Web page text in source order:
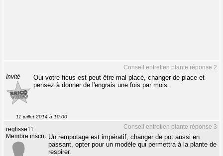
Conseil entretien plante réponse 2
Invité
Oui votre ficus est peut être mal placé, changer de place et
pensez à donner de l'engrais une fois par mois.
11 juillet 2014 à 10:00
Conseil entretien plante réponse 3
reglisse11
Membre inscrit Un rempotage est impératif, changer de pot aussi en
passant, opter pour un modèle qui permettra à la plante de
respirer.